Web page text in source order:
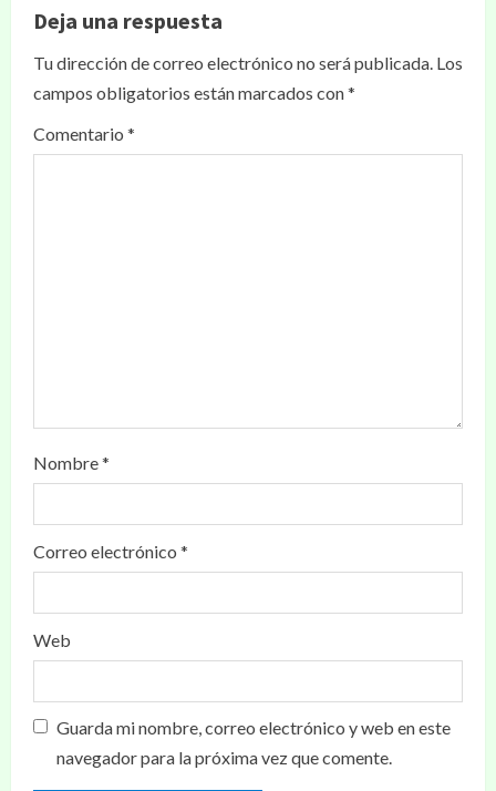
Deja una respuesta
Tu dirección de correo electrónico no será publicada. Los
campos obligatorios están marcados con*
Comentario *
Nombre*
Correo electrónico *
Web
Guarda mi nombre, correo electrónico y web en este
navegador para la próxima vez que comente.